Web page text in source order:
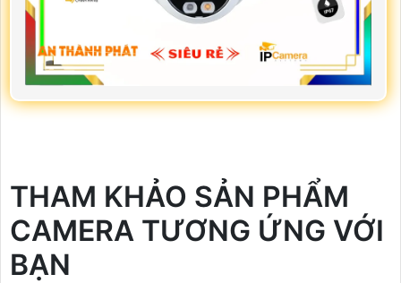
THAM KHẢO SẢN PHẨM
CAMERA TƯƠNG ỨNG VỚI
BẠN